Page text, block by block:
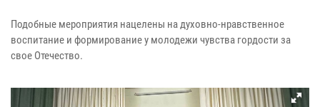
Подобные мероприятия нацелены на духовно-нравственное
воспитание и формирование у молодежи чувства гордости за
свое Отечество.